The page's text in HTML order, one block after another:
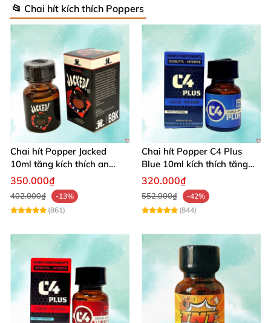
📂 Chai hít kích thích Poppers
Chai hít Popper Jacked
10ml tăng kích thích an
toàn
350.000₫
402.000₫
-13%
(861)
Chai hít Popper C4 Plus
Blue 10ml kích thích tăng
khoái cảm giới tính
320.000₫
552.000₫
-42%
(844)